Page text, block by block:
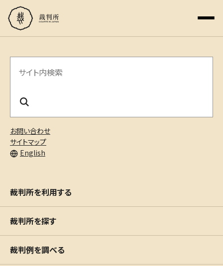
お問い合わせ
サイトマップ
English
サ
内
検
索
裁判所を利用する
裁判所を探す
裁判例を調べる